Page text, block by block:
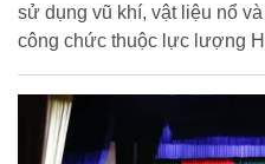
sử dụng vũ khí, vật liệu nổ
công chức thuộc lực lượng